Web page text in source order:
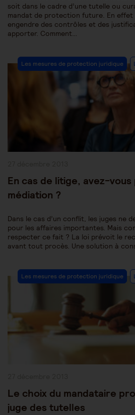
soit dans le cadre d’une tutelle ou
mandat de protection future. En
engendre des contrôles et des
apporter. Comment…
Post
Category:
Les mesures de protection juridique
En cas de litige, avez-vous
médiation ?
Dans le cas d’un conflit, les juges ne
pour les affaires importantes. Mais
respecter ce fait ? La loi prévoit le
avant tout procès. Une solution à
Post
Category:
Les mesures de protection juridique
Le choix du mandataire
juge des tutelles